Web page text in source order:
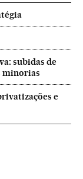
subidas de
minorias
e